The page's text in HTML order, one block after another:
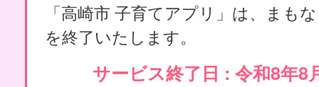
「高崎市 子育てアプリ」は、まも
を終了いたします。
サービス終了日 : 令和8年8